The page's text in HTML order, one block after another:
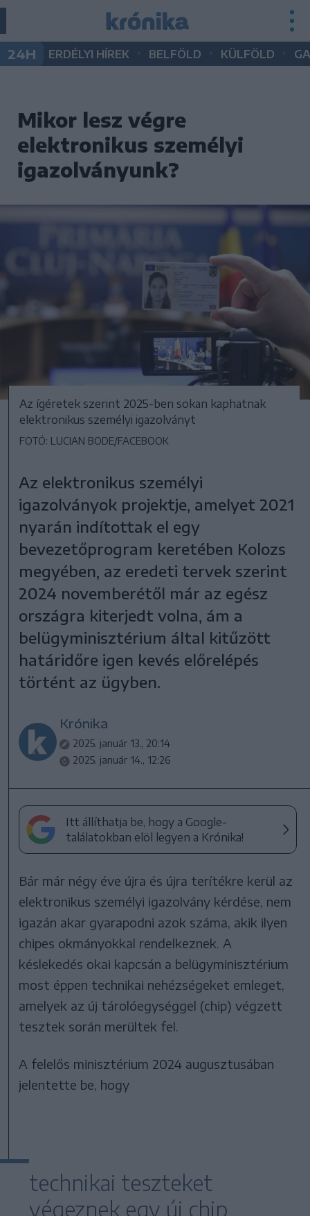
24H ERDÉLYI HÍREK BELFÖLD KÜLFÖLD
Mikor lesz végre
elektronikus személyi
igazolványunk?
Az ígéretek szerint 2025-ben sokan kaphatnak
elektronikus személyi igazolványt
FOTÓ: LUCIAN BODE/FACEBOOK
Az elektronikus személyi
igazolványok projektje, amelyet 2021
nyarán indítottak el egy
bevezetőprogram keretében Kolozs
megyében, az eredeti tervek szerint
2024 novemberétől már az egész
országra kiterjedt volna, ám a
belügyminisztérium által kitűzött
határidőre igen kevés előrelépés
történt az ügyben.
Krónika
2025. január 13., 20:14
2025. január 14., 12:26
Itt állíthatja be, hogy a Google-
találatokban elöl legyen a Krónika!
Bár már négy éve újra és újra terítékre kerül az
elektronikus személyi igazolvány kérdése, nem
igazán akar gyarapodni azok száma, akik ilyen
chipes okmányokkal rendelkeznek. A
késlekedés okai kapcsán a belügyminisztérium
most éppen technikai nehézségeket emleget,
amelyek az új tárolóegységgel (chip) végzett
tesztek során merültek fel.
A felelős minisztérium 2024 augusztusában
jelentette be, hogy
technikai teszteket
végeznek egy új chip